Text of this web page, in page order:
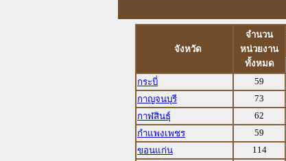
จังหวัด
จำนวน
หน่วยงาน
ทั้งหมด
กระบี่
59
กาญจนบุรี
73
กาฬสินธุ์
62
กำแพงเพชร
59
ขอนแก่น
114